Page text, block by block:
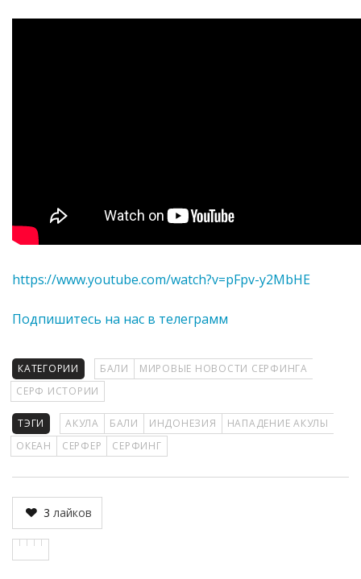
https://www.youtube.com/watch?v=pFpv-y2MbHE
Подпишитесь на нас в телеграмм
КАТЕГОРИИ БАЛИ
МИРОВЫЕ НОВОСТИ СЕРФИНГА
СЕРФ ИСТОРИИ
ТЭГИ АКУЛА БАЛИ ИНДОНЕЗИЯ
НАПАДЕНИЕ АКУЛЫ
ОКЕАН
СЕРФЕР СЕРФИНГ
3 лайков